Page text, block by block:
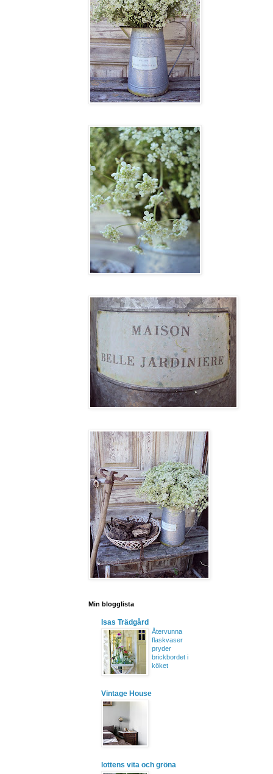
Min blogglista
Isas Trädgård
Återvunna
flaskvaser
pryder
brickbordet i
köket
Vintage House
lottens vita och gröna